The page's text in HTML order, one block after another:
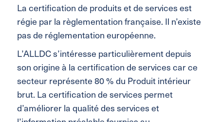
La certification de produits et de services est
régie par la règlementation française. Il n’existe
pas de réglementation européenne.
L’ALLDC s’intéresse particulièrement depuis
son origine à la certification de services car ce
secteur représente 80 % du Produit intérieur
brut. La certification de services permet
d’améliorer la qualité des services et